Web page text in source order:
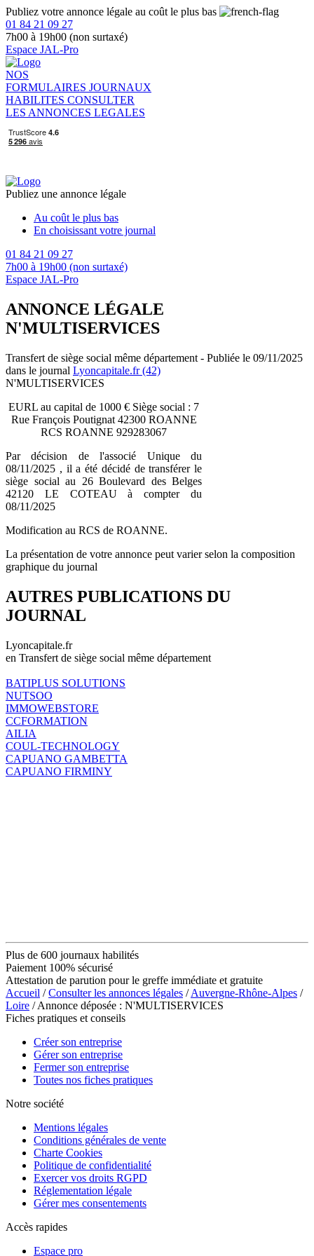
Publiez votre annonce légale au coût le plus bas
01 84 21 09 27
7h00 à 19h00 (non surtaxé)
Espace JAL-Pro
NOS
FORMULAIRES JOURNAUX
HABILITES CONSULTER
LES ANNONCES LEGALES
Publiez une annonce légale
Au coût le plus bas
En choisissant votre journal
01 84 21 09 27
7h00 à 19h00 (non surtaxé)
Espace JAL-Pro
ANNONCE LÉGALE
N'MULTISERVICES
Transfert de siège social même département - Publiée le 09/11/2025
dans le journal Lyoncapitale.fr (42)
N'MULTISERVICES
EURL au capital de 1000 € Siège social : 7
Rue François Poutignat 42300 ROANNE
RCS ROANNE 929283067
Par décision de l'associé Unique du
08/11/2025 , il a été décidé de transférer le
siège social au 26 Boulevard des Belges
42120 LE COTEAU à compter du
08/11/2025
Modification au RCS de ROANNE.
La présentation de votre annonce peut varier selon la composition
graphique du journal
AUTRES PUBLICATIONS DU
JOURNAL
Lyoncapitale.fr
en Transfert de siège social même département
BATIPLUS SOLUTIONS
NUTSOO
IMMOWEBSTORE
CCFORMATION
AILIA
COUL-TECHNOLOGY
CAPUANO GAMBETTA
CAPUANO FIRMINY
Plus de 600 journaux habilités
Paiement 100% sécurisé
Attestation de parution pour le greffe immédiate et gratuite
Accueil /Consulter les annonces légales /Auvergne-Rhône-Alpes /
Loire / Annonce déposée : N'MULTISERVICES
Fiches pratiques et conseils
Créer son entreprise
Gérer son entreprise
Fermer son entreprise
Toutes nos fiches pratiques
Notre société
Mentions légales
Conditions générales de vente
Charte Cookies
Politique de confidentialité
Exercer vos droits RGPD
Réglementation légale
Gérer mes consentements
Accès rapides
Espace pro